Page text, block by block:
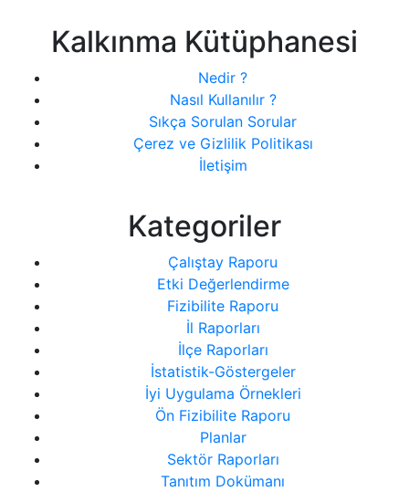
Kalkınma Kütüphanesi
Nedir ?
Nasıl Kullanılır ?
Sıkça Sorulan Sorular
Çerez ve Gizlilik Politikası
İletişim
Kategoriler
Çalıştay Raporu
Etki Değerlendirme
Fizibilite Raporu
İl Raporları
İlçe Raporları
İstatistik-Göstergeler
İyi Uygulama Örnekleri
Ön Fizibilite Raporu
Planlar
Sektör Raporları
Tanıtım Dokümanı